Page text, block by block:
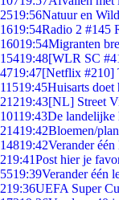
2519:56Natuur en Wild
1619:54Radio 2 #145
16019:54Migranten
15419:48[WLR SC
4719:47[Netflix
11519:45Huisarts doet
21219:43[NL] Street
10119:43De landelijke
21419:42Bloemen/
14819:42Verander
219:41Post hier je
5519:39Verander één
219:36UEFA Super